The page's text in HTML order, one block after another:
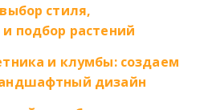
стиля,
подбор растений
и клумбы: создаем
дизайн